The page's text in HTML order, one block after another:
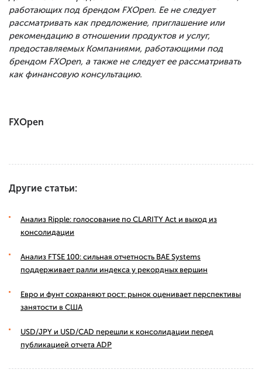
работающих под брендом FXOpen. Ее не следует
рассматривать как предложение, приглашение или
рекомендацию в отношении продуктов и услуг,
предоставляемых Компаниями, работающими под
брендом FXOpen, а также не следует ее рассматривать
как финансовую консультацию.
FXOpen
Другие статьи:
Анализ Ripple: голосование по CLARITY Act и выход из
консолидации
Анализ FTSE 100: сильная отчетность BAE Systems
поддерживает ралли индекса у рекордных вершин
Евро и фунт сохраняют рост: рынок оценивает перспективы
занятости в США
USD/JPY и USD/CAD перешли к консолидации перед
публикацией отчета ADP